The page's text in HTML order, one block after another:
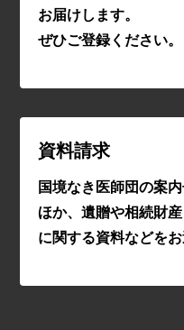
お届けします。
ぜひご登録ください。
資料請求
国境なき医師団の案
ほか、遺贈や相続財
に関する資料などをお